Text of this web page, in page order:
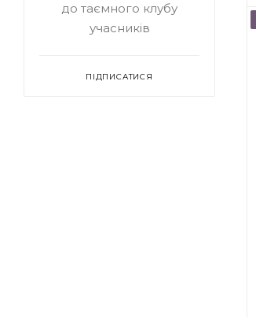
до таємного клубу
учасників
ПІДПИСАТИСЯ